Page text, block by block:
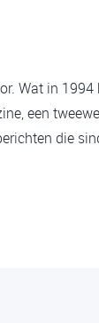
Wat in 1994
een
die